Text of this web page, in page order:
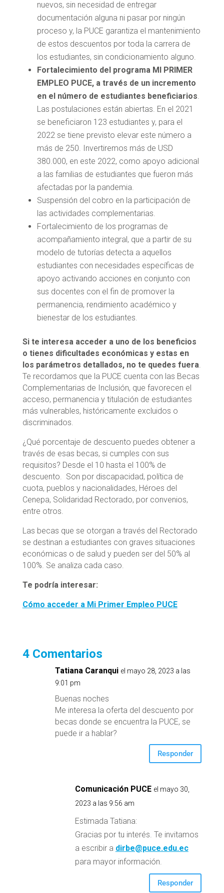
nuevos, sin necesidad de entregar
documentación alguna ni pasar por ningún
proceso y, la PUCE garantiza el mantenimiento
de estos descuentos por toda la carrera de
los estudiantes, sin condicionamiento alguno.
Fortalecimiento del programa MI PRIMER
EMPLEO PUCE, a través de un incremento
en el número de estudiantes beneficiarios.
Las postulaciones están abiertas. En el 2021
se beneficiaron 123 estudiantes y, para el
2022 se tiene previsto elevar este número a
más de 250. Invertiremos más de USD
380.000, en este 2022, como apoyo adicional
a las familias de estudiantes que fueron más
afectadas por la pandemia.
Suspensión del cobro en la participación de
las actividades complementarias.
Fortalecimiento de los programas de
acompañamiento integral, que a partir de su
modelo de tutorías detecta a aquellos
estudiantes con necesidades específicas de
apoyo activando acciones en conjunto con
sus docentes con el fin de promover la
permanencia, rendimiento académico y
bienestar de los estudiantes.
Si te interesa acceder a uno de los beneficios
o tienes dificultades económicas y estas en
los parámetros detallados, no te quedes fuera.
Te recordamos que la PUCE cuenta con las Becas
Complementarias de Inclusión, que favorecen el
acceso, permanencia y titulación de estudiantes
más vulnerables, históricamente excluidos o
discriminados.
¿Qué porcentaje de descuento puedes obtener a
través de esas becas, si cumples con sus
requisitos? Desde el 10 hasta el 100% de
descuento. Son por discapacidad, política de
cuota, pueblos y nacionalidades, Héroes del
Cenepa, Solidaridad Rectorado, por convenios,
entre otros.
Las becas que se otorgan a través del Rectorado
se destinan a estudiantes con graves situaciones
económicas o de salud y pueden ser del 50% al
100%. Se analiza cada caso.
Te podría interesar:
Cómo acceder a Mi Primer Empleo PUCE
4 Comentarios
Tatiana Caranqui el mayo 28, 2023 a las
9:01 pm
Buenas noches
Me interesa la oferta del descuento por
becas donde se encuentra la PUCE, se
puede ir a hablar?
Responder
Comunicación PUCE el mayo 30,
2023 a las 9:56 am
Estimada Tatiana:
Gracias por tu interés. Te invitamos
a escribir a dirbe@puce.edu.ec
para mayor información.
Responder